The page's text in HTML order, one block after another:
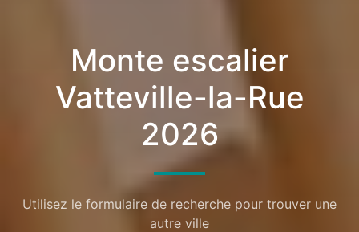
Monte escalier
Vatteville-la-Rue
2026
Utilisez le formulaire de recherche pour trouver une
autre ville